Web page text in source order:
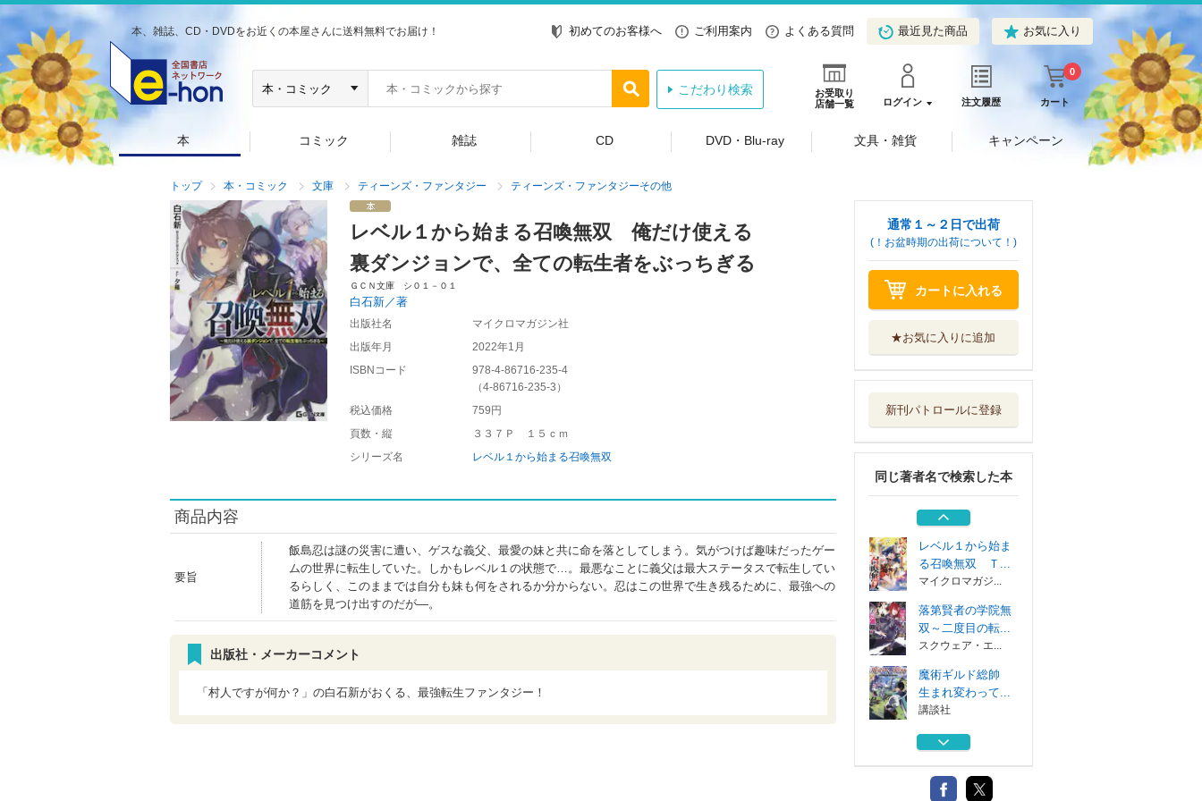
本、雑誌、CD・DVDをお近くの本屋さんに送料無料でお届け！ 初めてのお客様へ ご利用案内 よくある質問 最近見た商品 お気に入り
お受取り
店舗一覧
ログイン 注文履歴 カート
0
こだわり検索
本 コミック 雑誌 CD DVD・Blu-ray 文具・雑貨 キャンペーン
トップ 本・コミック 文庫 ティーンズ・ファンタジー ティーンズ・ファンタジーその他
レベル１から始まる召喚無双 俺だけ使える
裏ダンジョンで、全ての転生者をぶっちぎる
ＧＣＮ文庫 シ０１－０１
白石新／著
出版社名
マイクロマガジン社
出版年月
2022年1月
ISBNコード
978-4-86716-235-4
（4-86716-235-3 ）
税込価格
759円
頁数・縦
３３７Ｐ １５ｃｍ
シリーズ名
レベル１から始まる召喚無双
商品内容
要旨
飯島忍は謎の災害に遭い、ゲスな義父、最愛の妹と共に命を落としてしまう。気がつけば趣味だったゲー
ムの世界に転生していた。しかもレベル１の状態で…。最悪なことに義父は最大ステータスで転生してい
るらしく、このままでは自分も妹も何をされるか分からない。忍はこの世界で生き残るために、最強への
道筋を見つけ出すのだが―。
出版社・メーカーコメント
「村人ですが何か？」の白石新がおくる、最強転生ファンタジー！
通常１～２日で出荷
(！お盆時期の出荷について！)
カートに入れる
★お気に入りに追加
新刊パトロールに登録
同じ著者名で検索した本
魔術ギルド総帥
生まれ変わって...
追放された転生貴
スターツ出版
魔術ギルド総帥
生まれ変わって...
講談社
レベル１から始ま
る召喚無双 Ｔ...
マイクロマガジ...
落第賢者の学院無
双～二度目の転...
スクウェア・エ...
魔術ギルド総帥
生まれ変わって...
講談社
追放された転生貴
スターツ出版